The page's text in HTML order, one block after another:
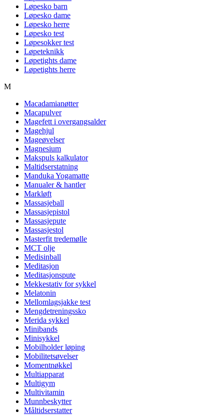
Løpesko barn
Løpesko dame
Løpesko herre
Løpesko test
Løpesokker test
Løpeteknikk
Løpetights dame
Løpetights herre
M
Macadamianøtter
Macapulver
Magefett i overgangsalder
Magehjul
Mageøvelser
Magnesium
Makspuls kalkulator
Maltidserstatning
Manduka Yogamatte
Manualer & hantler
Markløft
Massasjeball
Massasjepistol
Massasjepute
Massasjestol
Masterfit tredemølle
MCT olje
Medisinball
Meditasjon
Meditasjonspute
Mekkestativ for sykkel
Melatonin
Mellomlagsjakke test
Mengdetreningssko
Merida sykkel
Minibands
Minisykkel
Mobilholder løping
Mobilitetsøvelser
Momentnøkkel
Multiapparat
Multigym
Multivitamin
Munnbeskytter
Måltidserstatter